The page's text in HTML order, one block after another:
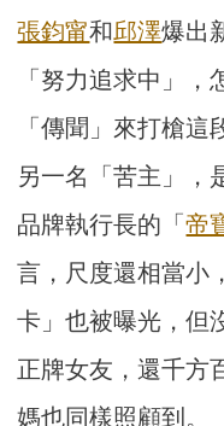
張鈞甯和邱澤爆出
「努力追求中」
「傳聞」來打槍
另一名「苦主」，
品牌執行長的「帝
言，尺度還相當小
卡」也被曝光，但
正牌女友，還千方
媽也同樣照顧到。